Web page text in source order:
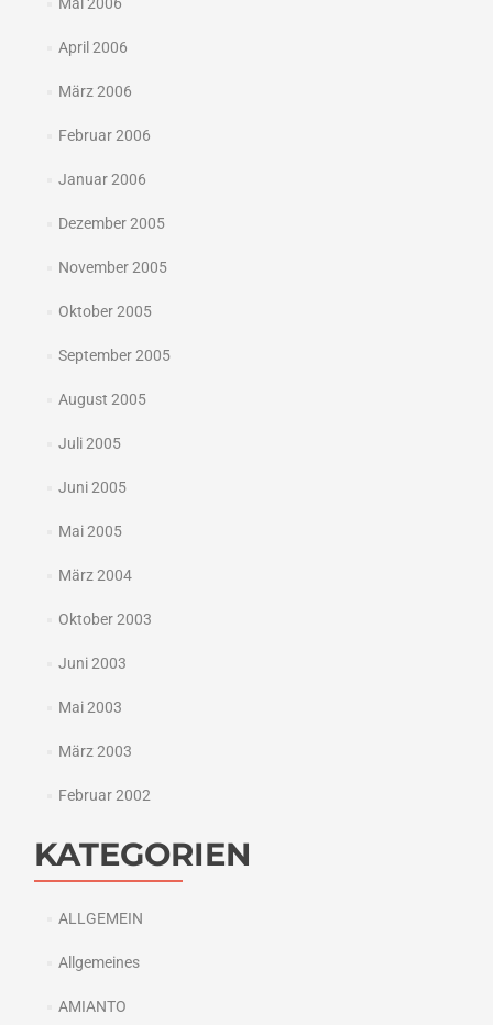
April 2006
März 2006
Februar 2006
Januar 2006
Dezember 2005
November 2005
Oktober 2005
September 2005
August 2005
Juli 2005
Juni 2005
Mai 2005
März 2004
Oktober 2003
Juni 2003
Mai 2003
März 2003
Februar 2002
KATEGORIEN
ALLGEMEIN
Allgemeines
AMIANTO